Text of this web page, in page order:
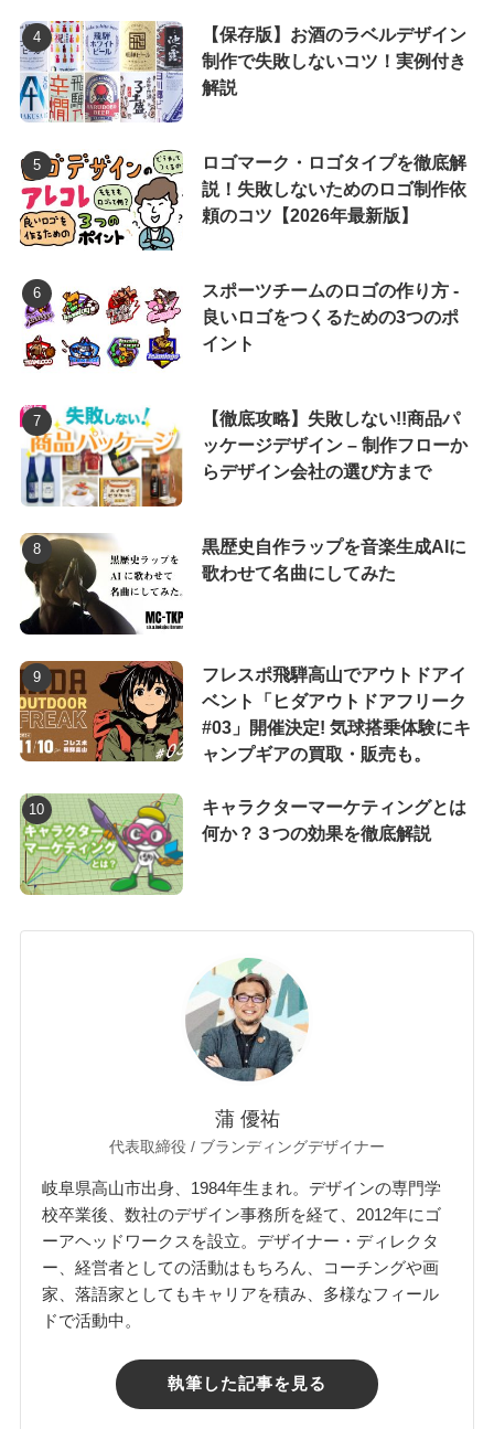
【保存版】お酒のラベルデザイン
制作で失敗しないコツ！実例付き
解説
ロゴマーク・ロゴタイプを徹底解
説！失敗しないためのロゴ制作依
頼のコツ【2026年最新版】
スポーツチームのロゴの作り方 -
良いロゴをつくるための3つのポ
イント
【徹底攻略】失敗しない!!商品パ
ッケージデザイン – 制作フローか
らデザイン会社の選び方まで
黒歴史自作ラップを音楽生成AIに
歌わせて名曲にしてみた
フレスポ飛騨高山でアウトドアイ
ベント「ヒダアウトドアフリーク
#03」開催決定! 気球搭乗体験にキ
ャンプギアの買取・販売も。
キャラクターマーケティングとは
何か？３つの効果を徹底解説
蒲 優祐
代表取締役 / ブランディングデザイナー
岐阜県高山市出身、1984年生まれ。デザインの専門学
校卒業後、数社のデザイン事務所を経て、2012年にゴ
ーアヘッドワークスを設立。デザイナー・ディレクタ
ー、経営者としての活動はもちろん、コーチングや画
家、落語家としてもキャリアを積み、多様なフィール
ドで活動中。
執筆した記事を見る